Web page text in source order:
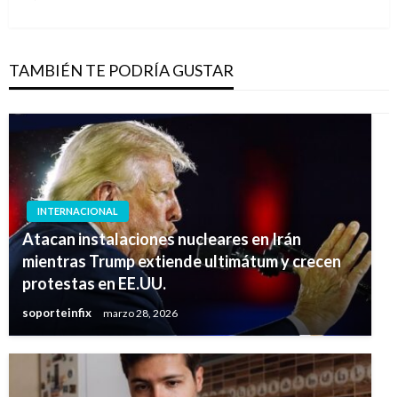
TAMBIÉN TE PODRÍA GUSTAR
INTERNACIONAL
Atacan instalaciones nucleares en Irán
mientras Trump extiende ultimátum y crecen
protestas en EE.UU.
soporteinfix marzo 28, 2026